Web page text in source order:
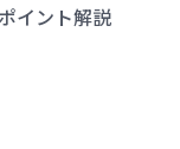
イント解説